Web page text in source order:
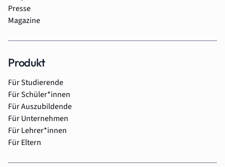
Presse
Magazine
Produkt
Für Studierende
Für Schüler*innen
Für Auszubildende
Für Unternehmen
Für Lehrer*innen
Für Eltern